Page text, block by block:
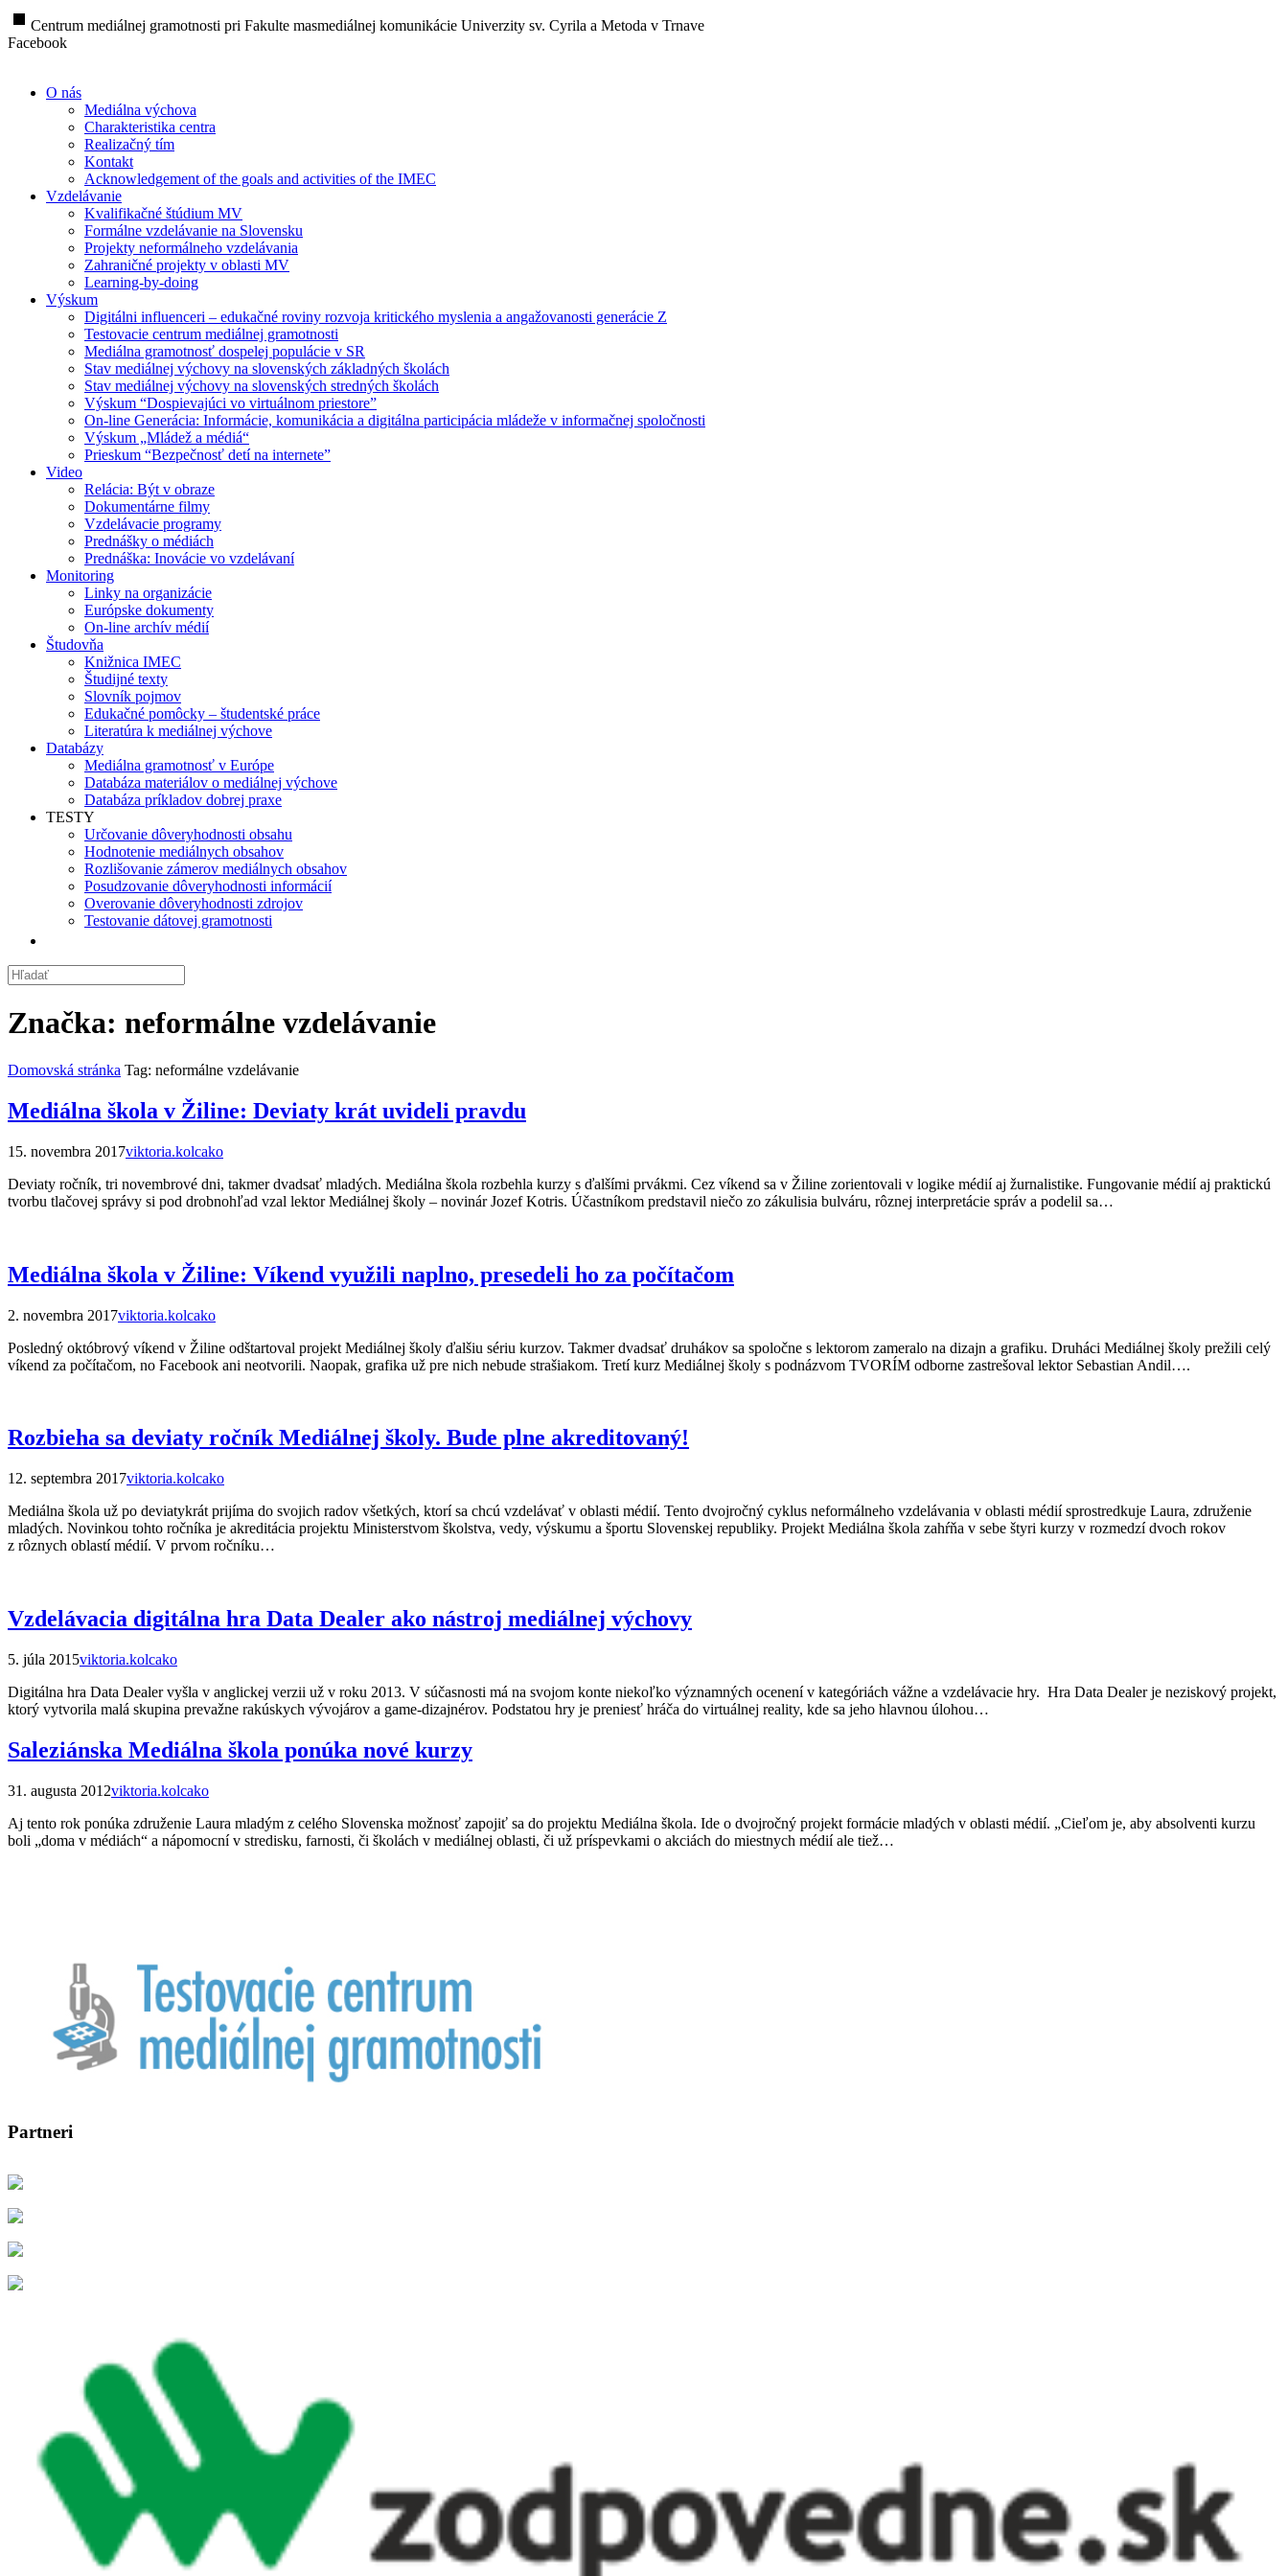
stop Centrum mediálnej gramotnosti pri Fakulte masmediálnej komunikácie Univerzity sv. Cyrila a Metoda v Trnave
Facebook
O nás
Mediálna výchova
Charakteristika centra
Realizačný tím
Kontakt
Acknowledgement of the goals and activities of the IMEC
Vzdelávanie
Kvalifikačné štúdium MV
Formálne vzdelávanie na Slovensku
Projekty neformálneho vzdelávania
Zahraničné projekty v oblasti MV
Learning-by-doing
Výskum
Digitálni influenceri – edukačné roviny rozvoja kritického myslenia a angažovanosti generácie Z
Testovacie centrum mediálnej gramotnosti
Mediálna gramotnosť dospelej populácie v SR
Stav mediálnej výchovy na slovenských základných školách
Stav mediálnej výchovy na slovenských stredných školách
Výskum “Dospievajúci vo virtuálnom priestore”
On-line Generácia: Informácie, komunikácia a digitálna participácia mládeže v informačnej spoločnosti
Výskum „Mládež a médiá“
Prieskum “Bezpečnosť detí na internete”
Video
Relácia: Být v obraze
Dokumentárne filmy
Vzdelávacie programy
Prednášky o médiách
Prednáška: Inovácie vo vzdelávaní
Monitoring
Linky na organizácie
Európske dokumenty
On-line archív médií
Študovňa
Knižnica IMEC
Študijné texty
Slovník pojmov
Edukačné pomôcky – študentské práce
Literatúra k mediálnej výchove
Databázy
Mediálna gramotnosť v Európe
Databáza materiálov o mediálnej výchove
Databáza príkladov dobrej praxe
TESTY
Určovanie dôveryhodnosti obsahu
Hodnotenie mediálnych obsahov
Rozlišovanie zámerov mediálnych obsahov
Posudzovanie dôveryhodnosti informácií
Overovanie dôveryhodnosti zdrojov
Testovanie dátovej gramotnosti
Značka: neformálne vzdelávanie
Domovská stránka Tag: neformálne vzdelávanie
Mediálna škola v Žiline: Deviaty krát uvideli pravdu
15. novembra 2017viktoria.kolcako
Deviaty ročník, tri novembrové dni, takmer dvadsať mladých. Mediálna škola rozbehla kurzy s ďalšími prvákmi. Cez víkend sa v Žiline zorientovali v logike médií aj žurnalistike. Fungovanie médií aj praktickú
tvorbu tlačovej správy si pod drobnohľad vzal lektor Mediálnej školy – novinár Jozef Kotris. Účastníkom predstavil niečo zo zákulisia bulváru, rôznej interpretácie správ a podelil sa…
Mediálna škola v Žiline: Víkend využili naplno, presedeli ho za počítačom
2. novembra 2017viktoria.kolcako
Posledný októbrový víkend v Žiline odštartoval projekt Mediálnej školy ďalšiu sériu kurzov. Takmer dvadsať druhákov sa spoločne s lektorom zameralo na dizajn a grafiku. Druháci Mediálnej školy prežili celý
víkend za počítačom, no Facebook ani neotvorili. Naopak, grafika už pre nich nebude strašiakom. Tretí kurz Mediálnej školy s podnázvom TVORÍM odborne zastrešoval lektor Sebastian Andil….
Rozbieha sa deviaty ročník Mediálnej školy. Bude plne akreditovaný!
12. septembra 2017viktoria.kolcako
Mediálna škola už po deviatykrát prijíma do svojich radov všetkých, ktorí sa chcú vzdelávať v oblasti médií. Tento dvojročný cyklus neformálneho vzdelávania v oblasti médií sprostredkuje Laura, združenie
mladých. Novinkou tohto ročníka je akreditácia projektu Ministerstvom školstva, vedy, výskumu a športu Slovenskej republiky. Projekt Mediálna škola zahŕňa v sebe štyri kurzy v rozmedzí dvoch rokov
z rôznych oblastí médií. V prvom ročníku…
Vzdelávacia digitálna hra Data Dealer ako nástroj mediálnej výchovy
5. júla 2015viktoria.kolcako
Digitálna hra Data Dealer vyšla v anglickej verzii už v roku 2013. V súčasnosti má na svojom konte niekoľko významných ocenení v kategóriách vážne a vzdelávacie hry. Hra Data Dealer je neziskový projekt,
ktorý vytvorila malá skupina prevažne rakúskych vývojárov a game-dizajnérov. Podstatou hry je preniesť hráča do virtuálnej reality, kde sa jeho hlavnou úlohou…
Saleziánska Mediálna škola ponúka nové kurzy
31. augusta 2012viktoria.kolcako
Aj tento rok ponúka združenie Laura mladým z celého Slovenska možnosť zapojiť sa do projektu Mediálna škola. Ide o dvojročný projekt formácie mladých v oblasti médií. „Cieľom je, aby absolventi kurzu
boli „doma v médiách“ a nápomocní v stredisku, farnosti, či školách v mediálnej oblasti, či už príspevkami o akciách do miestnych médií ale tiež…
Partneri